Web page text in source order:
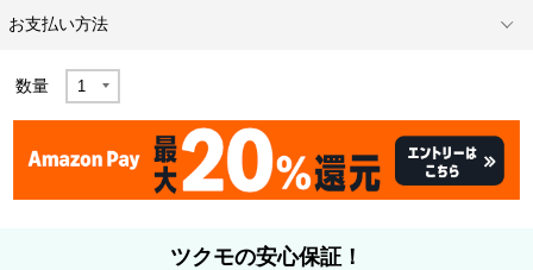
お支払い方法
数量
ツクモの安心保証！